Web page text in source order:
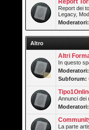
Report
Report dei
Legacy,
Moderatori:
Altro
Altri
In questo
Moderatori:
Subforum:
Annunci dei
Moderatori:
La parte